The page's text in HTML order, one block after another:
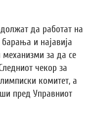
да работат на
и најавија
механизми за да се
чекор за
комитет, а
пред Управниот